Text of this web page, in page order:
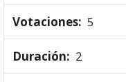
5
2